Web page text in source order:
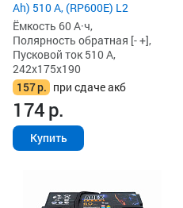
Ah) 510 А, (RP600E) L2
Ёмкость 60 А·ч,
Полярность обратная [- +],
Пусковой ток 510 А,
242x175x190
157р. при сдаче акб
174р.
Купить